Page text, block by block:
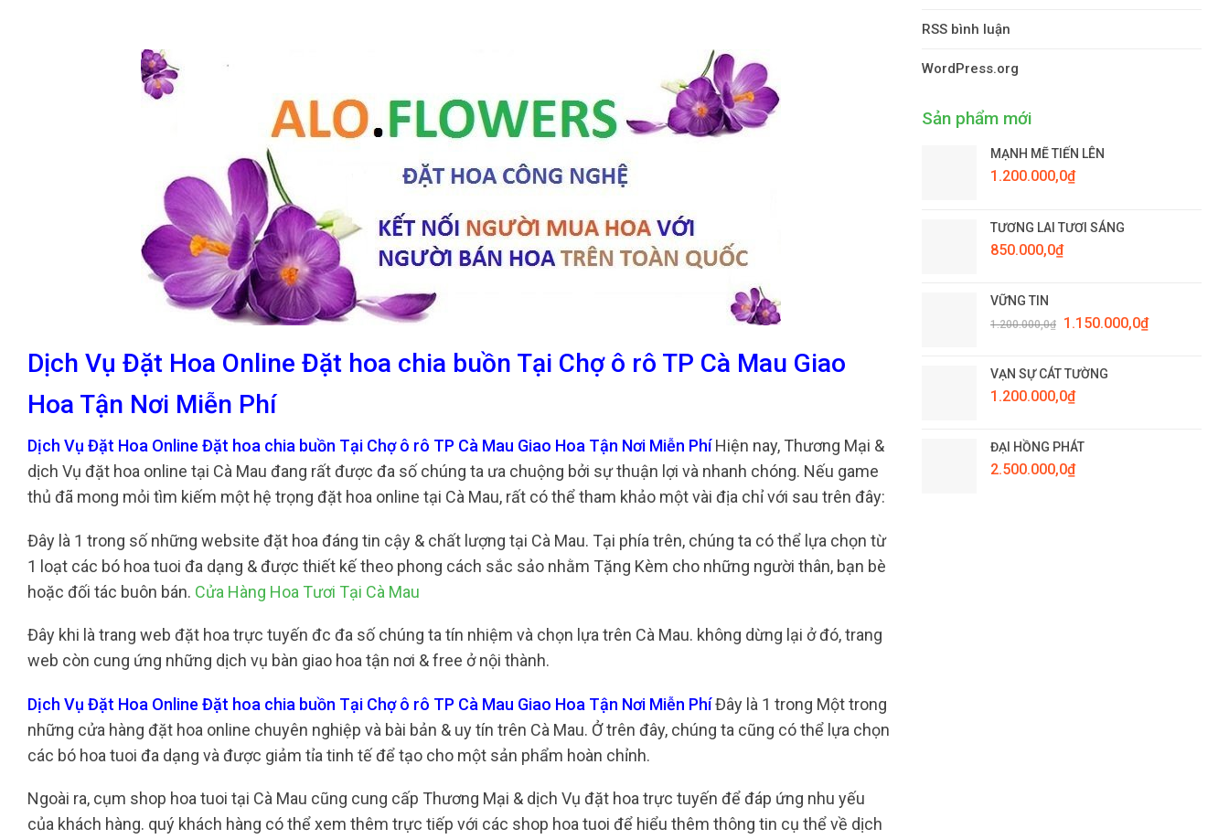
Dịch Vụ Đặt Hoa Online Đặt hoa chia buồn Tại Chợ ô rô TP Cà Mau Giao
Hoa Tận Nơi Miễn Phí
Dịch Vụ Đặt Hoa Online Đặt hoa chia buồn Tại Chợ ô rô TP Cà Mau Giao Hoa Tận Nơi Miễn PhíHiện nay, Thương Mại &
dịch Vụ đặt hoa online tại Cà Mau đang rất được đa số chúng ta ưa chuộng bởi sự thuận lợi và nhanh chóng. Nếu game
thủ đã mong mỏi tìm kiếm một hệ trọng đặt hoa online tại Cà Mau, rất có thể tham khảo một vài địa chỉ với sau trên đây:
Đây là 1 trong số những website đặt hoa đáng tin cậy & chất lượng tại Cà Mau. Tại phía trên, chúng ta có thể lựa chọn từ
1 loạt các bó hoa tuoi đa dạng & được thiết kế theo phong cách sắc sảo nhằm Tặng Kèm cho những người thân, bạn bè
hoặc đối tác buôn bán. Cửa Hàng Hoa Tươi Tại Cà Mau
Đây khi là trang web đặt hoa trực tuyến đc đa số chúng ta tín nhiệm và chọn lựa trên Cà Mau. không dừng lại ở đó, trang
web còn cung ứng những dịch vụ bàn giao hoa tận nơi & free ở nội thành.
Dịch Vụ Đặt Hoa Online Đặt hoa chia buồn Tại Chợ ô rô TP Cà Mau Giao Hoa Tận Nơi Miễn PhíĐây là 1 trong Một trong
những cửa hàng đặt hoa online chuyên nghiệp và bài bản & uy tín trên Cà Mau. Ở trên đây, chúng ta cũng có thể lựa chọn
các bó hoa tuoi đa dạng và được giảm tỉa tinh tế để tạo cho một sản phẩm hoàn chỉnh.
Ngoài ra, cụm shop hoa tuoi tại Cà Mau cũng cung cấp Thương Mại & dịch Vụ đặt hoa trực tuyến để đáp ứng nhu yếu
của khách hàng. quý khách hàng có thể xem thêm trực tiếp với các shop hoa tuoi để hiểu thêm thông tin cụ thể về dịch
RSS bình luận
WordPress.org
Sản phẩm mới
MẠNH MẼ TIẾN LÊN
1.200.000,0₫
TƯƠNG LAI TƯƠI SÁNG
850.000,0₫
VỮNG TIN
1.200.000,0₫
Giá
1.200.000,0₫.
1.150.000,0₫Giá
VẠN SỰ CÁT TƯỜNG
1.200.000,0₫
ĐẠI HỒNG PHÁT
2.500.000,0₫